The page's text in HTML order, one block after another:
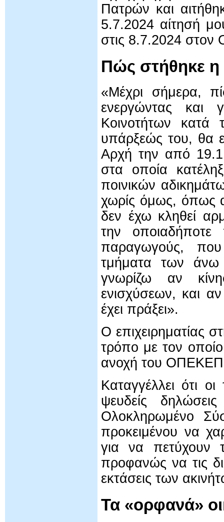
Πατρών και
5.7.2024 αίτησή
στις 8.7.2024
Πώς στήθηκε η
«Μέχρι σήμερα,
ενεργώντας και
Κοινοτήτων κατά
υπάρξεώς του, θα
Αρχή την από
στα οποία
ποινικών
χωρίς όμως, όπως
δεν έχω κληθεί
την
παραγωγούς, που
τμήματα των άνω
γνωρίζω αν
ενισχύσεων, και αν
έχει πράξει».
Ο επιχειρηματίας
τρόπο με τον
ανοχή του
Καταγγέλλει ότι
ψευδείς
Ολοκληρωμένο
προκειμένου να
για να πετύχουν
προφανώς να τις
εκτάσεις των
Τα «ορφανά»